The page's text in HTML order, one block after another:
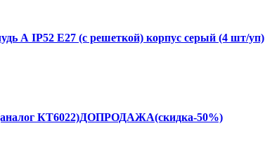
А IP52 E27 (с решеткой) корпус серый (4 шт/уп)
КТ6022)ДОПРОДАЖА(скидка-50%)